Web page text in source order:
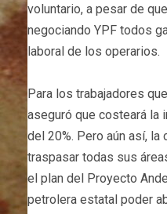
voluntario, a pesar de
negociando YPF todos
laboral de los operarios.
Para los trabajadores
aseguró que costeará la
del 20%. Pero aún así, la
traspasar todas sus
el plan del Proyecto
petrolera estatal poder